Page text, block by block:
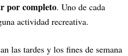
por completo. Uno de cada
actividad recreativa.
las tardes y los fines de semana